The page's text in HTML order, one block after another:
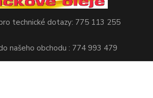
technické dotazy: 775 113 255
našeho obchodu : 774 993 479